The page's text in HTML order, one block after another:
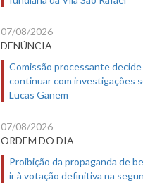
07/08/2026
DENÚNCIA
Comissão processante decide
continuar com investigações
Lucas Ganem
07/08/2026
ORDEM DO DIA
Proibição da propaganda de
ir à votação definitiva na